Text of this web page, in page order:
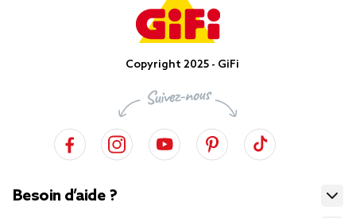
Copyright 2025 - GiFi
Besoin d’aide ?